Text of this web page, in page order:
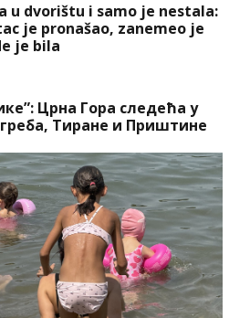
u dvorištu i samo je nestala:
je pronašao, zanemeo je
je bila
Црна Гора следећа у
Тиране и Приштине